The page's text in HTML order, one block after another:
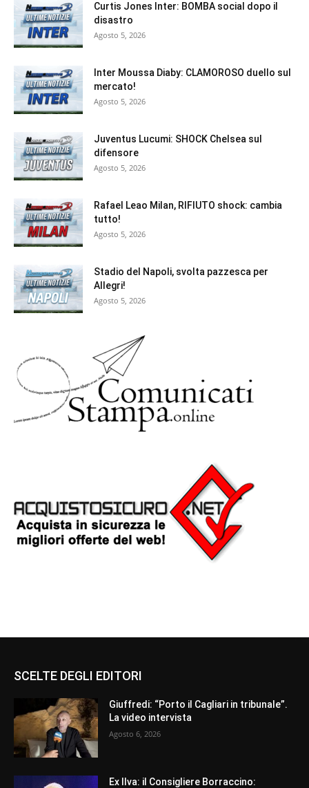
Curtis Jones Inter: BOMBA social dopo il
disastro
Agosto 5, 2026
Inter Moussa Diaby: CLAMOROSO duello sul
mercato!
Agosto 5, 2026
Juventus Lucumi: SHOCK Chelsea sul
difensore
Agosto 5, 2026
Rafael Leao Milan, RIFIUTO shock: cambia
tutto!
Agosto 5, 2026
Stadio del Napoli, svolta pazzesca per
Allegri!
Agosto 5, 2026
SCELTE DEGLI EDITORI
Giuffredi: “Porto il Cagliari in tribunale”.
La video intervista
Agosto 6, 2026
Ex Ilva: il Consigliere Borraccino: